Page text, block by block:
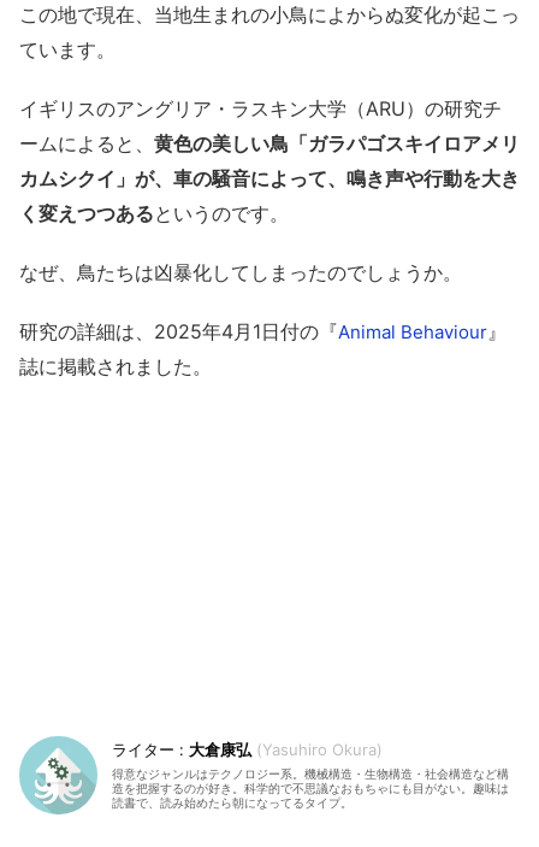
この地で現在、当地生まれの小鳥によからぬ変化が起こっ
ています。
イギリスのアングリア・ラスキン大学（ARU）の研究チ
ームによると、 黄色の美しい鳥「ガラパゴスキイロアメリ
カムシクイ」が、車の騒音によって、鳴き声や行動を大き
く変えつつあるというのです。
なぜ、鳥たちは凶暴化してしまったのでしょうか。
研究の詳細は、2025年4月1日付の『Animal Behaviour 』
誌に掲載されました。
大倉康弘 Yasuhiro Okura
得意なジャンルはテクノロジー系。機械構造・生物構造・社会構造など構
造を把握するのが好き。科学的で不思議なおもちゃにも目がない。趣味は
読書で、読み始めたら朝になってるタイプ。